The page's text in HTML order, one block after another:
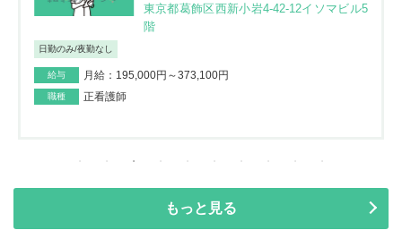
東京都葛飾区西新小岩4-42-12イソマビル5
階
日勤のみ/夜勤なし
給与 月給：195,000円～373,100円
職種 正看護師
もっと見る